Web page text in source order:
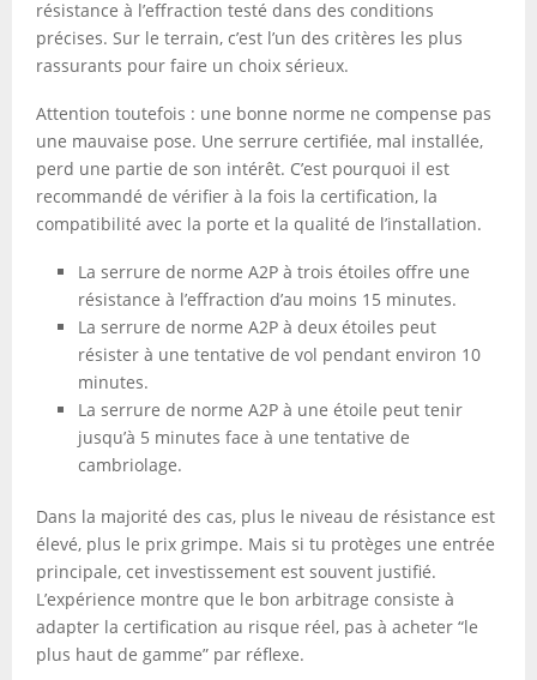
résistance à l’effraction testé dans des conditions
précises. Sur le terrain, c’est l’un des critères les plus
rassurants pour faire un choix sérieux.
Attention toutefois : une bonne norme ne compense pas
une mauvaise pose. Une serrure certifiée, mal installée,
perd une partie de son intérêt. C’est pourquoi il est
recommandé de vérifier à la fois la certification, la
compatibilité avec la porte et la qualité de l’installation.
La serrure de norme A2P à trois étoiles offre une
résistance à l’effraction d’au moins 15 minutes.
La serrure de norme A2P à deux étoiles peut
résister à une tentative de vol pendant environ 10
minutes.
La serrure de norme A2P à une étoile peut tenir
jusqu’à 5 minutes face à une tentative de
cambriolage.
Dans la majorité des cas, plus le niveau de résistance est
élevé, plus le prix grimpe. Mais si tu protèges une entrée
principale, cet investissement est souvent justifié.
L’expérience montre que le bon arbitrage consiste à
adapter la certification au risque réel, pas à acheter “le
plus haut de gamme” par réflexe.